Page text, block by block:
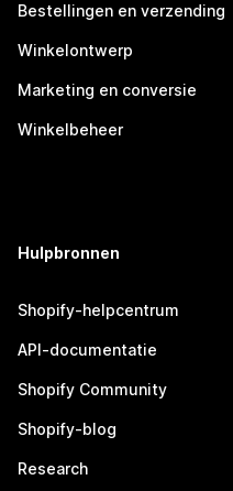
Bestellingen en verzending
Winkelontwerp
Marketing en conversie
Winkelbeheer
Hulpbronnen
Shopify-helpcentrum
API-documentatie
Shopify Community
Shopify-blog
Research